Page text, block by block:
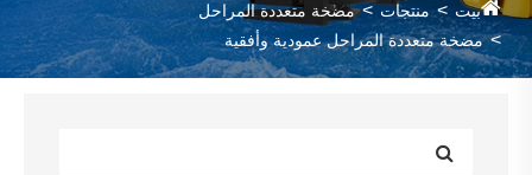
بيت منتجات
مضخة متعددة المراحل
مضخة متعددة المراحل عمودية وأفقية